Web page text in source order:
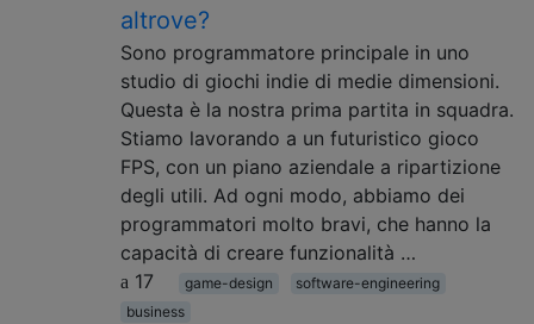
altrove?
Sono programmatore principale in uno
studio di giochi indie di medie dimensioni.
Questa è la nostra prima partita in squadra.
Stiamo lavorando a un futuristico gioco
FPS, con un piano aziendale a ripartizione
degli utili. Ad ogni modo, abbiamo dei
programmatori molto bravi, che hanno la
capacità di creare funzionalità …
17
game-design
software-engineering
business